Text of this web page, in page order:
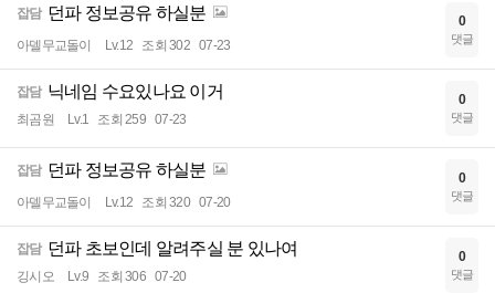
잡담 던파 정보공유 하실분
아델무교돌이 Lv.12 조회 302 07-23
0
댓글
잡담 닉네임 수요있나요 이거
최곰원 Lv.1 조회 259 07-23
0
댓글
잡담 던파 정보공유 하실분
아델무교돌이 Lv.12 조회 320 07-20
0
댓글
잡담 던파 초보인데 알려주실 분 있나여
깅시오 Lv.9 조회 306 07-20
0
댓글